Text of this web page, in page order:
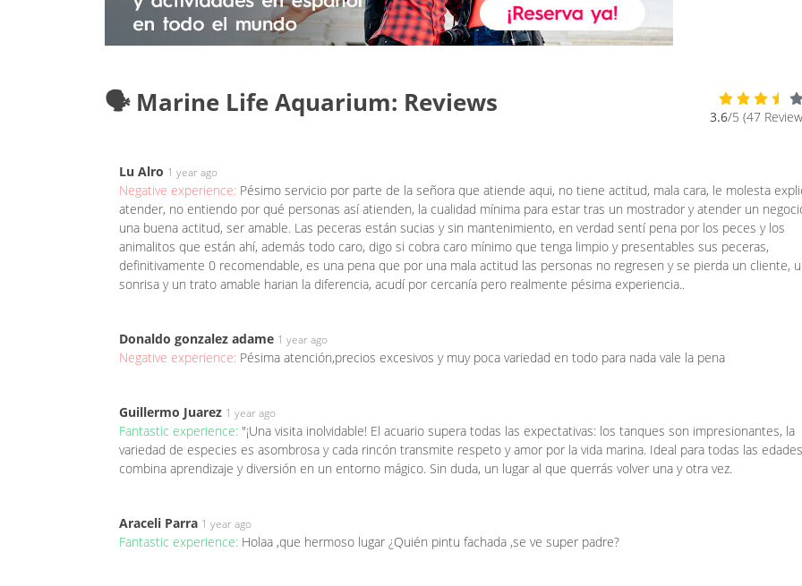
🗣️ Marine Life Aquarium: Reviews 3.6/5 (47
Lu Alro 1 year ago
Negative experience: Pésimo servicio por parte de la señora que atiende aqui, no tiene actitud, mala cara, le molesta
atender, no entiendo por qué personas así atienden, la cualidad mínima para estar tras un mostrador y atender un
una buena actitud, ser amable. Las peceras están sucias y sin mantenimiento, en verdad sentí pena por los peces y los
animalitos que están ahí, además todo caro, digo si cobra caro mínimo que tenga limpio y presentables sus peceras,
definitivamente 0 recomendable, es una pena que por una mala actitud las personas no regresen y se pierda un cliente,
sonrisa y un trato amable harian la diferencia, acudí por cercanía pero realmente pésima experiencia..
Donaldo gonzalez adame 1 year ago
Negative experience: Pésima atención,precios excesivos y muy poca variedad en todo para nada vale la pena
Guillermo Juarez 1 year ago
Fantastic experience: "¡Una visita inolvidable! El acuario supera todas las expectativas: los tanques son impresionantes, la
variedad de especies es asombrosa y cada rincón transmite respeto y amor por la vida marina. Ideal para todas las
combina aprendizaje y diversión en un entorno mágico. Sin duda, un lugar al que querrás volver una y otra vez.
Araceli Parra 1 year ago
Fantastic experience: Holaa ,que hermoso lugar ¿Quién pintu fachada ,se ve super padre?